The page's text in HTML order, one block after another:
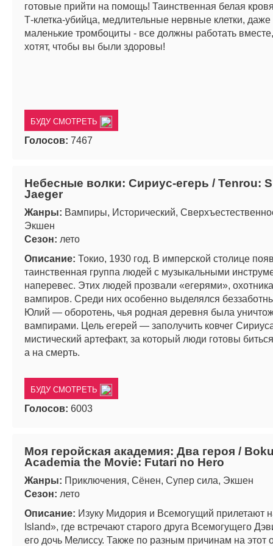
готовые прийти на помощь! Таинственная белая
Т-клетка-убийца, медлительные нервные клетки,
маленькие тромбоциты - все должны работать
хотят, чтобы вы были здоровы!
БУДУ СМОТРЕТЬ
Голосов: 7467
Небесные волки: Сириус-егерь / Tenrou:
Jaeger
Жанры: Вампиры, Исторический,
Экшен
Сезон: лето
Описание: Токио, 1930 год. В имперской столице
таинственная группа людей с музыкальными
наперевес. Этих людей прозвали «егерями»,
вампиров. Среди них особенно выделялся
Юлий — оборотень, чья родная деревня была
вампирами. Цель егерей — заполучить ковчег
мистический артефакт, за который люди готовы
а на смерть.
БУДУ СМОТРЕТЬ
Голосов: 6003
Моя геройская академия: Два героя /
Academia the Movie: Futari no Hero
Жанры: Приключения, Сёнен, Супер сила, Экшен
Сезон: лето
Описание: Изуку Мидория и Всемогущий прилетают
Island», где встречают старого друга Всемогущего
его дочь Мелиссу. Также по разным причинам на этот